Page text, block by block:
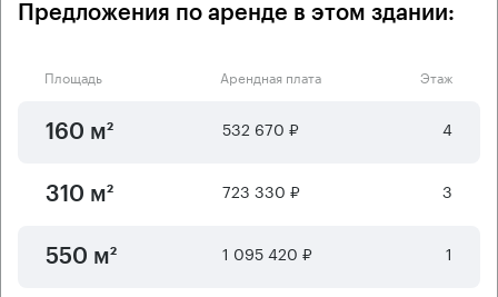
Предложения по аренде в этом здании:
Площадь Арендная плата Этаж
160 м² 532 670 ₽ 4
310 м² 723 330 ₽ 3
550 м² 1 095 420 ₽ 1